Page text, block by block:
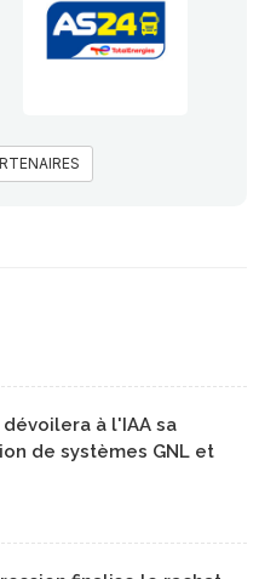
dévoilera à l'IAA sa
de systèmes GNL et